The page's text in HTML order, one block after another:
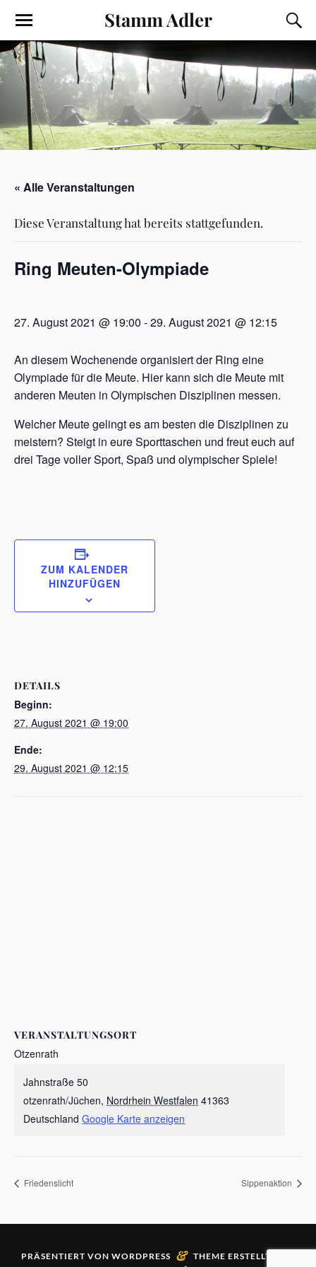
Stamm Adler
« Alle Veranstaltungen
Diese Veranstaltung hat bereits stattgefunden.
Ring Meuten-Olympiade
27. August 2021 @ 19:00 -29. August 2021 @ 12:15
An diesem Wochenende organisiert der Ring eine
Olympiade für die Meute. Hier kann sich die Meute mit
anderen Meuten in Olympischen Disziplinen messen.
Welcher Meute gelingt es am besten die Disziplinen zu
meistern? Steigt in eure Sporttaschen und freut euch auf
drei Tage voller Sport, Spaß und olympischer Spiele!
ZUM KALENDER
HINZUFÜGEN
DETAILS
Beginn:
27. August 2021 @ 19:00
Ende:
29. August 2021 @ 12:15
VERANSTALTUNGSORT
Otzenrath
Jahnstraße 50
otzenrath/Jüchen, Nordrhein Westfalen 41363
Deutschland Google Karte anzeigen
Friedenslicht Sippenaktion
PRÄSENTIERT VON WORDPRESS & THEME ERSTELLT VON